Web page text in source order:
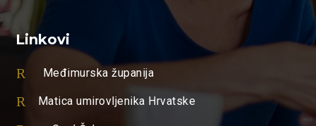
Linkovi
R Međimurska županija
R Matica umirovljenika Hrvatske